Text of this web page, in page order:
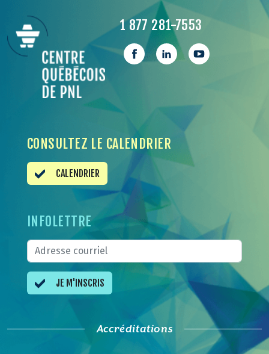
1 877 281-7553
CONSULTEZ LE CALENDRIER
CALENDRIER
INFOLETTRE
JE M'INSCRIS
Accréditations